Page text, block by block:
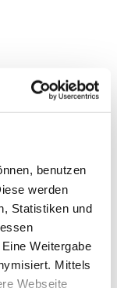
benutzen
werden
Statistiken und
Weitergabe
Mittels
Webseite